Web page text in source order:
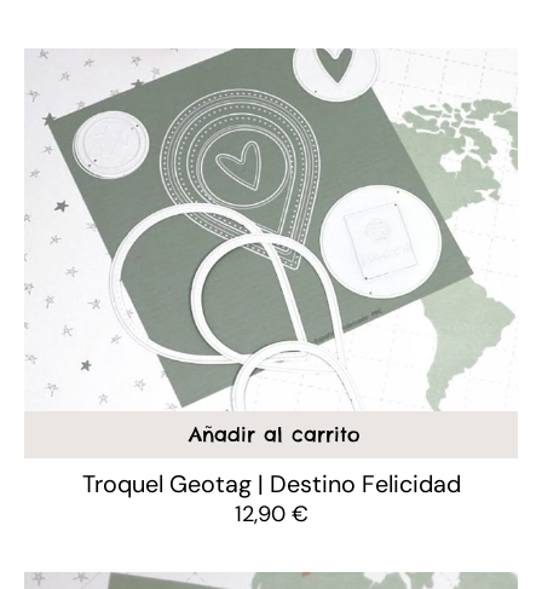
Añadir al carrito
Troquel Geotag | Destino Felicidad
12,90 €